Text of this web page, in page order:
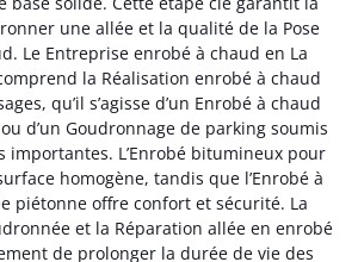
une allée et la qualité de la Pose
Le Entreprise enrobé à chaud en La
la Réalisation enrobé à chaud
qu’il s’agisse d’un Enrobé à chaud
d’un Goudronnage de parking soumis
importantes. L’Enrobé bitumineux pour
homogène, tandis que l’Enrobé à
piétonne offre confort et sécurité. La
et la Réparation allée en enrobé
de prolonger la durée de vie des